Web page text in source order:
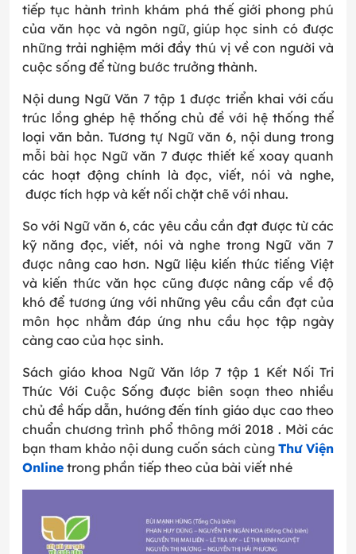
tiếp tục hành trình khám phá thế giới phong phú
của văn học và ngôn ngữ, giúp học sinh có được
những trải nghiệm mới đầy thú vị về con người và
cuộc sống để từng bước trưởng thành.
Nội dung Ngữ Văn 7 tập 1 được triển khai với cấu
trúc lồng ghép hệ thống chủ đề với hệ thống thể
loại văn bản. Tương tự Ngữ văn 6, nội dung trong
mỗi bài học Ngữ văn 7 được thiết kế xoay quanh
các hoạt động chính là đọc, viết, nói và nghe,
được tích hợp và kết nối chặt chẽ với nhau.
So với Ngữ văn 6, các yêu cầu cần đạt được từ các
kỹ năng đọc, viết, nói và nghe trong Ngữ văn 7
được nâng cao hơn. Ngữ liệu kiến thức tiếng Việt
và kiến thức văn học cũng được nâng cấp về độ
khó để tương ứng với những yêu cầu cần đạt của
môn học nhằm đáp ứng nhu cầu học tập ngày
càng cao của học sinh.
Sách giáo khoa Ngữ Văn lớp 7 tập 1 Kết Nối Tri
Thức Với Cuộc Sống được biên soạn theo nhiều
chủ đề hấp dẫn, hướng đến tính giáo dục cao theo
chuẩn chương trình phổ thông mới 2018 . Mời các
bạn tham khảo nội dung cuốn sách cùng Thư Viện
Online trong phần tiếp theo của bài viết nhé